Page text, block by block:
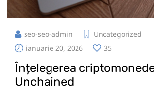
seo-seo-admin
Uncategorized
ianuarie 20, 2026
35
Înțelegerea
Unchained